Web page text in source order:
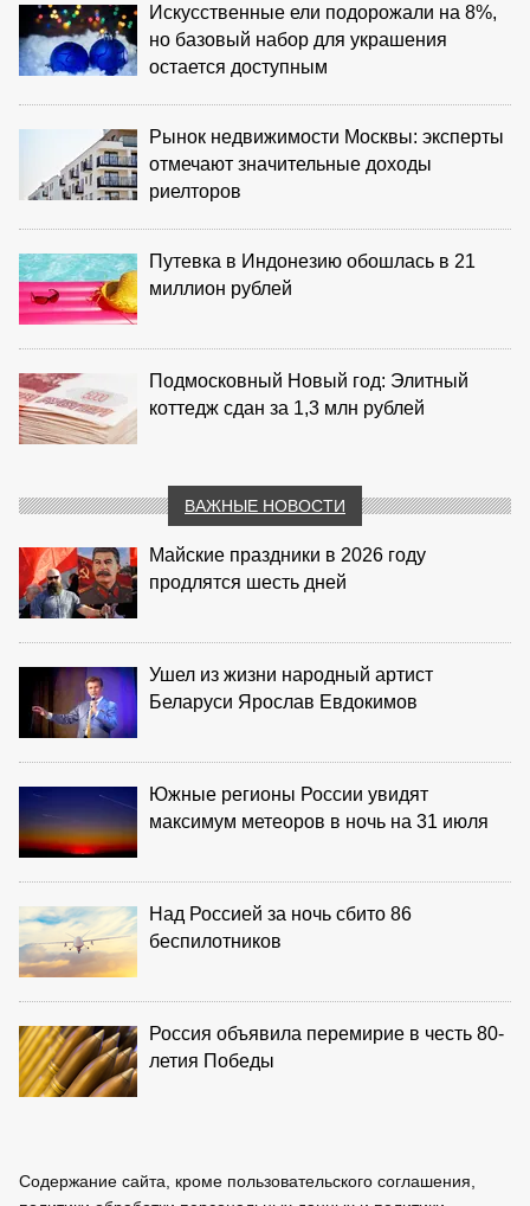
Искусственные ели подорожали на 8%,
но базовый набор для украшения
остается доступным
Рынок недвижимости Москвы: эксперты
отмечают значительные доходы
риелторов
Путевка в Индонезию обошлась в 21
миллион рублей
Подмосковный Новый год: Элитный
коттедж сдан за 1,3 млн рублей
ВАЖНЫЕ НОВОСТИ
Майские праздники в 2026 году
продлятся шесть дней
Ушел из жизни народный артист
Беларуси Ярослав Евдокимов
Южные регионы России увидят
максимум метеоров в ночь на 31 июля
Над Россией за ночь сбито 86
беспилотников
Россия объявила перемирие в честь 80-
летия Победы
Содержание сайта, кроме пользовательского соглашения,